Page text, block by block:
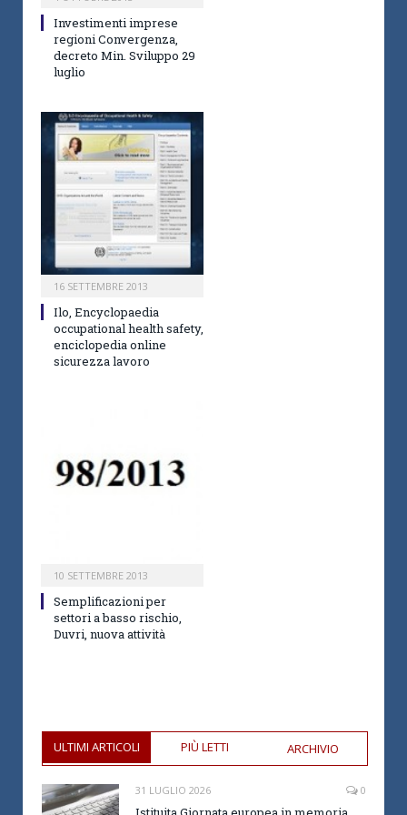
Investimenti imprese
regioni Convergenza,
decreto Min. Sviluppo 29
luglio
16 SETTEMBRE 2013
Ilo, Encyclopaedia
occupational health safety,
enciclopedia online
sicurezza lavoro
10 SETTEMBRE 2013
Semplificazioni per
settori a basso rischio,
Duvri, nuova attività
ULTIMI ARTICOLI PIÙ LETTI ARCHIVIO
31 LUGLIO 2026 0